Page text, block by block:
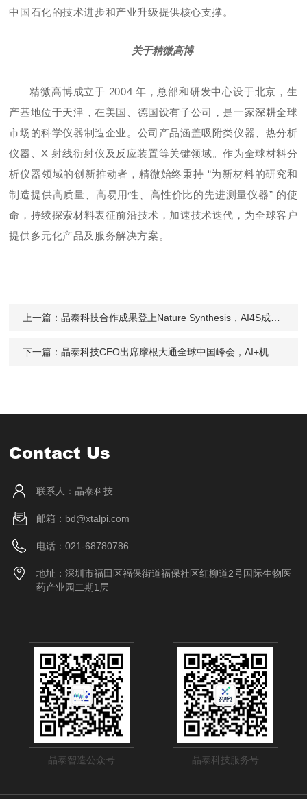
中国石化的技术进步和产业升级提供核心支撑。
关于精微高博
精微高博成立于 2004 年，总部和研发中心设于北京，生
产基地位于天津，在美国、德国设有子公司，是一家深耕全球
市场的科学仪器制造企业。公司产品涵盖吸附类仪器、热分析
仪器、X 射线衍射仪及反应装置等关键领域。作为全球材料分
析仪器领域的创新推动者，精微始终秉持 “为新材料的研究和
制造提供高质量、高易用性、高性价比的先进测量仪器” 的使
命，持续探索材料表征前沿技术，加速技术迭代，为全球客户
提供多元化产品及服务解决方案。
上一篇：晶泰科技合作成果登上Nature Synthesis，AI4S成果加速新药新材料研发
下一篇：晶泰科技CEO出席摩根大通全球中国峰会，AI+机器人平台迈向商业化兑现期
Contact Us
联系人：晶泰科技
邮箱：bd@xtalpi.com
电话：021-68780786
地址：深圳市福田区福保街道福保社区红柳道2号国际生物医
药产业园二期1层
晶泰科技服务号
晶泰智造公众号